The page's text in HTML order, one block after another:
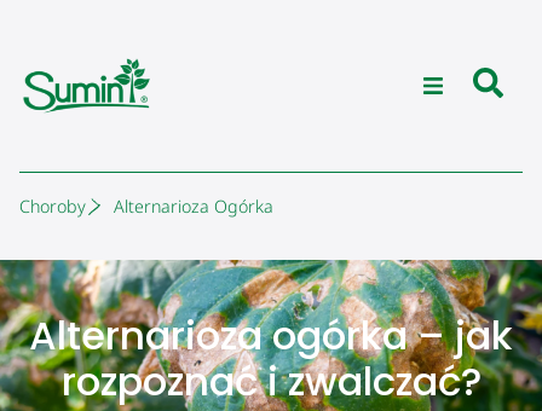
Choroby Alternarioza Ogórka
Alternarioza ogórka – jak
rozpoznać i zwalczać?